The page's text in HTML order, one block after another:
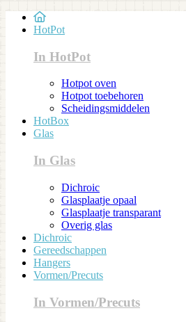
HotPot
In HotPot
Hotpot oven
Hotpot toebehoren
Scheidingsmiddelen
HotBox
Glas
In Glas
Dichroic
Glasplaatje opaal
Glasplaatje transparant
Overig glas
Dichroic
Gereedschappen
Hangers
Vormen/Precuts
In Vormen/Precuts